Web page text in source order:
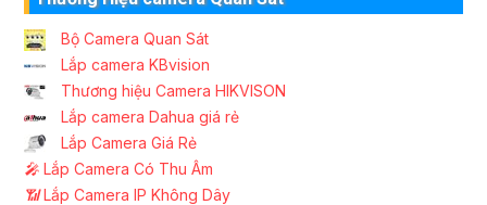
Bộ Camera Quan Sát
Lắp camera KBvision
Thương hiệu Camera HIKVISON
Lắp camera Dahua giá rẻ
Lắp Camera Giá Rẻ
️🎤️ Lắp Camera Có Thu Âm
📶Lắp Camera IP Không Dây